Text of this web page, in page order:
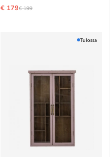
€ 179Normaali hinta
€ 199
Tulossa